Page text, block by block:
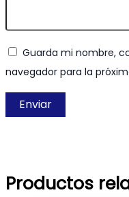
Guarda mi nombre,
navegador para la
Productos